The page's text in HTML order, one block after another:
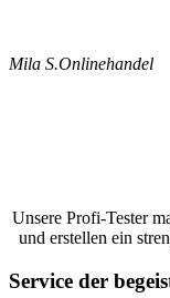
Mila S.Onlinehandel
Unsere Profi-Tester
und erstellen ein
Service der